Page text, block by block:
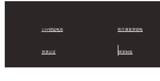
3.0V锂锰电池 医疗康复类锂电
资质认证 研发制造